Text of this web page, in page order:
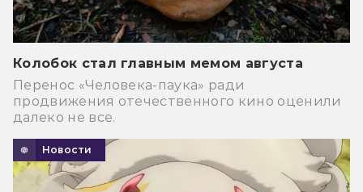
Колобок стал главным мемом августа
Перенос «Человека-паука» ради
продвижения отечественного кино оценили
далеко не все.
Новости